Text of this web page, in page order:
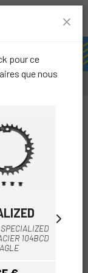
pour ce
que nous
104BCD